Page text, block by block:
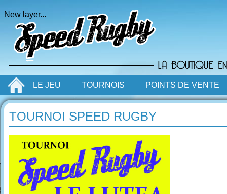
LE JEU TOURNOIS POINTS DE VENTE
TOURNOI SPEED RUGBY
New layer...